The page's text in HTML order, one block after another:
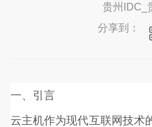
贵州IDC_
分享到：
一、引言
云主机作为现代互联网技术